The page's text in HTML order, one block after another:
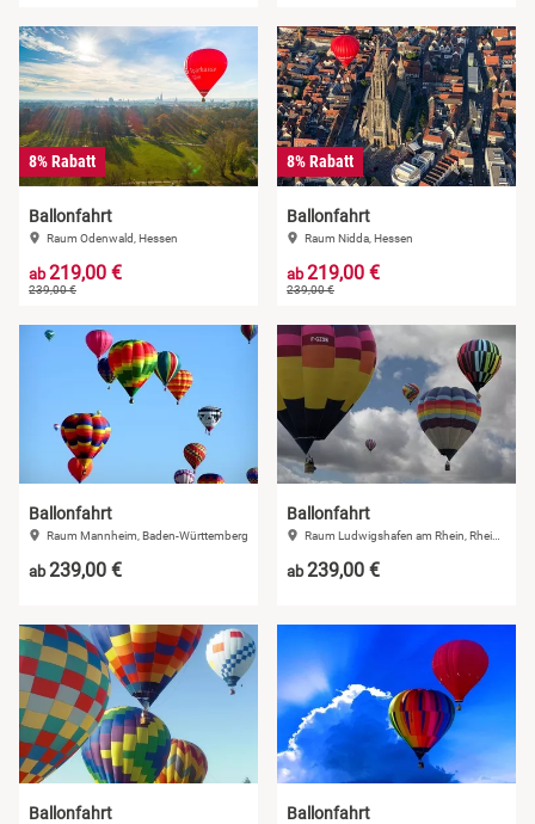
8% Rabatt
Ballonfahrt
Raum Odenwald, Hessen
ab219,00 €
239,00 €
8% Rabatt
Ballonfahrt
Raum Nidda, Hessen
ab219,00 €
239,00 €
Ballonfahrt
Raum Mannheim, Baden-Württemberg
ab239,00 €
Ballonfahrt
Raum Ludwigshafen am Rhein, Rheinland-Pfalz
ab239,00 €
Ballonfahrt Ballonfahrt